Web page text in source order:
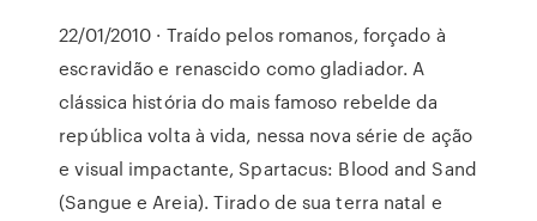
22/01/2010 · Traído pelos romanos, forçado à
escravidão e renascido como gladiador. A
clássica história do mais famoso rebelde da
república volta à vida, nessa nova série de ação
e visual impactante, Spartacus: Blood and Sand
(Sangue e Areia). Tirado de sua terra natal e